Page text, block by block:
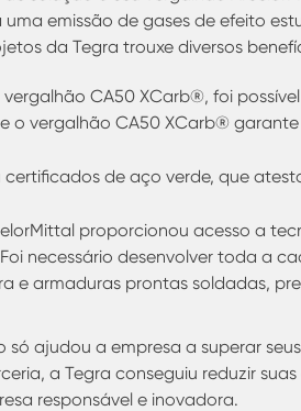
emissão de gases de efeito
da Tegra trouxe diversos
CA50 XCarb®, foi
o vergalhão CA50 XCarb®garante
certificados de aço verde, que
proporcionou acesso a
necessário desenvolver toda a
e armaduras prontas soldadas,
ajudou a empresa a superar
a Tegra conseguiu reduzir
responsável e inovadora.